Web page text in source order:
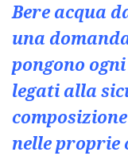
Bere acqua
una
pongono
legati alla
nelle proprie